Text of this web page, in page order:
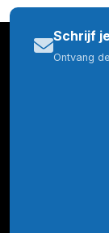
Schrijf
Ontvang